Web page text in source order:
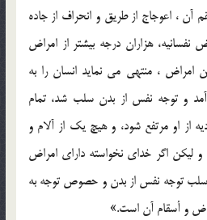
، اعوجاج از طريق و انحراف از جاده
هزاران درجه بيشتر از امراض
امراض ، منتهي مي نمايد انسان را به
و توجه نفس از بدن سلب شد، تمام
از او مرتفع شود، و هيچ يک از آلام و
و ليکن اگر خداي نخواسته داراي امراض
سلب توجه نفس از بدن و حصوص توجه به
و أسقام آن است.»